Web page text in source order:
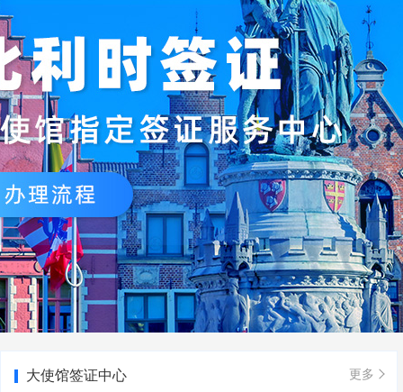
大使馆签证中心 更多